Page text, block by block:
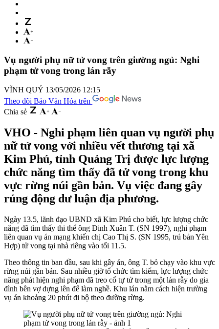
Vụ người phụ nữ tử vong trên giường ngủ: Nghi
phạm tử vong trong lán rẫy
VĨNH QUÝ 13/05/2026 12:15
Theo dõi Báo Văn Hóa trên
Chia sẻ
VHO - Nghi phạm liên quan vụ người phụ
nữ tử vong với nhiều vết thương tại xã
Kim Phú, tỉnh Quảng Trị được lực lượng
chức năng tìm thấy đã tử vong trong khu
vực rừng núi gần bản. Vụ việc đang gây
rúng động dư luận địa phương.
Ngày 13.5, lãnh đạo UBND xã Kim Phú cho biết, lực lượng chức
năng đã tìm thấy thi thể ông Đinh Xuân T. (SN 1997), nghi phạm
liên quan vụ án mạng khiến chị Cao Thị S. (SN 1995, trú bản Yên
Hợp) tử vong tại nhà riêng vào tối 11.5.
Theo thông tin ban đầu, sau khi gây án, ông T. bỏ chạy vào khu vực
rừng núi gần bản. Sau nhiều giờ tổ chức tìm kiếm, lực lượng chức
năng phát hiện nghi phạm đã treo cổ tự tử trong một lán rẫy do gia
đình bên vợ dựng lên để làm nghề. Khu lán nằm cách hiện trường
vụ án khoảng 20 phút đi bộ theo đường rừng.